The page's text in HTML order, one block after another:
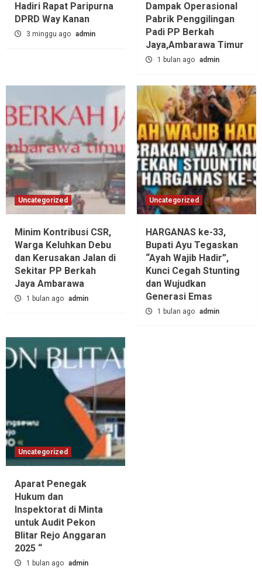
Hadiri Rapat Paripurna
DPRD Way Kanan
3 minggu ago admin
Dampak Operasional
Pabrik Penggilingan
Padi PP Berkah
Jaya,‎Ambarawa Timur
1 bulan ago admin
Uncategorized
Minim Kontribusi CSR,
Warga Keluhkan Debu
dan Kerusakan Jalan di
Sekitar PP Berkah
Jaya Ambarawa‎
1 bulan ago admin
Uncategorized
HARGANAS ke-33,
Bupati Ayu Tegaskan
“Ayah Wajib Hadir”,
Kunci Cegah Stunting
dan Wujudkan
Generasi Emas
1 bulan ago admin
Uncategorized
Aparat Penegak
Hukum dan
Inspektorat di Minta
untuk Audit Pekon
Blitar Rejo Anggaran
2025 “
1 bulan ago admin